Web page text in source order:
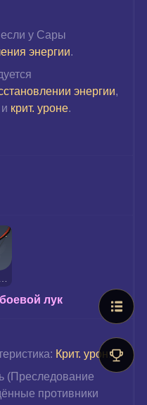
если у Сары
энергии.
энергии,
и крит. уроне.
лук
Крит. урон .
(Преследование
противники